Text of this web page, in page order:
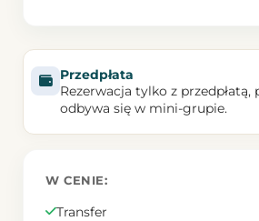
Przedpłata
Rezerwacja tylko z przedpłatą,
odbywa się w mini-grupie.
W CENIE:
Transfer